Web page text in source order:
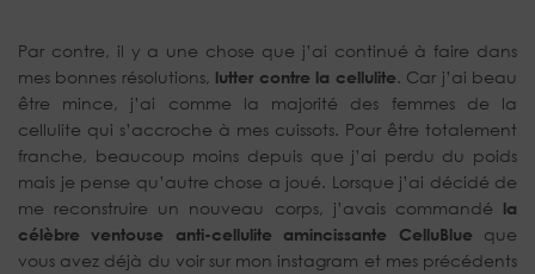
Par contre, il y a une chose que j’ai continué à faire dans
mes bonnes résolutions, lutter contre la cellulite. Car j’ai beau
être mince, j’ai comme la majorité des femmes de la
cellulite qui s’accroche à mes cuissots. Pour être totalement
franche, beaucoup moins depuis que j’ai perdu du poids
mais je pense qu’autre chose a joué. Lorsque j’ai décidé de
me reconstruire un nouveau corps, j’avais commandé la
célèbre ventouse anti-cellulite amincissante CelluBlue que
vous avez déjà du voir sur mon instagram et mes précédents